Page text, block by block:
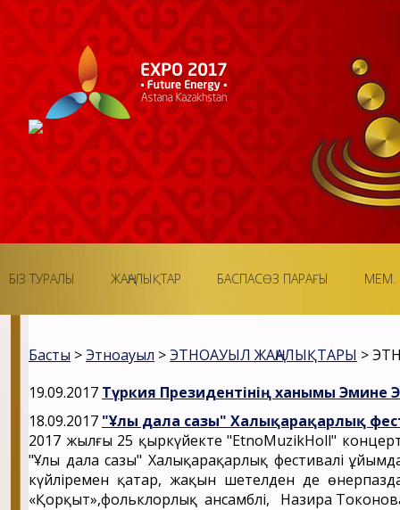
БІЗ ТУРАЛЫ ЖАҢАЛЫҚТАР БАСПАСӨЗ ПАРАҒЫ МЕМ.
Басты >Этноауыл >ЭТНОАУЫЛ ЖАҢАЛЫҚТАРЫ >
19.09.2017 Түркия Президентінің ханымы
18.09.2017 "Ұлы дала сазы" Халықарақарлық
2017 жылғы 25 қыркүйекте "EtnoMuzikHoll"
"Ұлы дала сазы" Халықарақарлық фестивалі
күйліремен қатар, жақын шетелден де
«Қорқыт»,фольклорлық ансамблі, Назира